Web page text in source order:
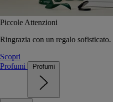
Piccole Attenzioni
Ringrazia con un regalo sofisticato.
Scopri
Profumi
Profumi